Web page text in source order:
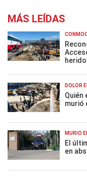
MÁS LEÍDAS
DOLOR
Quién
murió
MURIÓ
El
en